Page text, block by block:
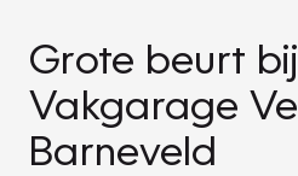
Grote beurt bij
Vakgarage
Barneveld